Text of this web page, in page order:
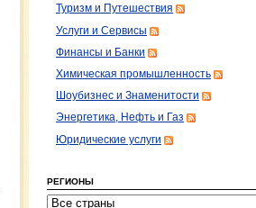
Туризм и Путешествия
Услуги и Сервисы
Финансы и Банки
Химическая промышленность
Шоубизнес и Знаменитости
Энергетика, Нефть и Газ
Юридические услуги
РЕГИОНЫ